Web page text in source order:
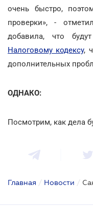
очень быстро,
проверки», -
добавила, что
Налоговому кодексу,
дополнительных
ОДНАКО:
Посмотрим, как дела
Главная / Новости /